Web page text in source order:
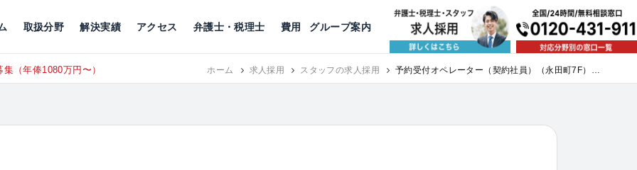
取扱分野
公益活動
解決実績 アクセス
京都 神戸 福岡
弁護士・税理士 費用 グループ案内
（年俸1080万円〜） RECRUIT 東京にて、相談予約スタッフ募集（月給38万以上）
ホーム 求人採用 スタッフの求人採用
予約受付オペレーター（契約社員）（永田町7F）｜